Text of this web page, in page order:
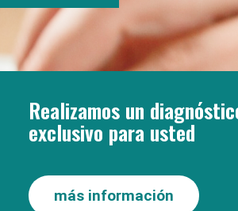
Realizamos un
exclusivo para usted
más información